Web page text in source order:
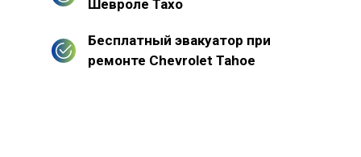
Шевроле Тахо
Бесплатный эвакуатор при
ремонте Chevrolet Tahoe